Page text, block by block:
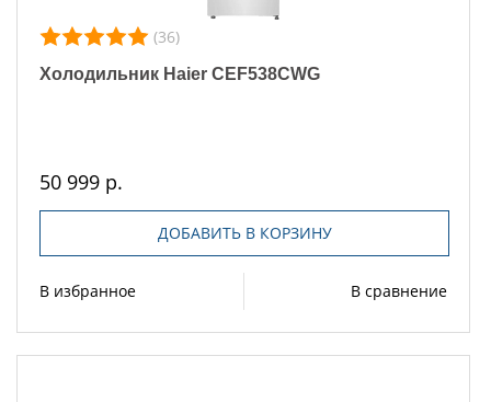
(36)
Холодильник Haier CEF538CWG
50 999 р.
ДОБАВИТЬ В КОРЗИНУ
В избранное В сравнение